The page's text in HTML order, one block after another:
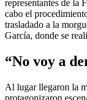
representantes de la
cabo el
trasladado a la
García, donde se
“No voy a
Al lugar llegaron la
protagonizaron